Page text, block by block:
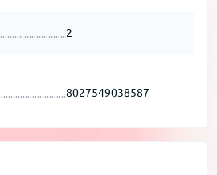
2
8027549038587